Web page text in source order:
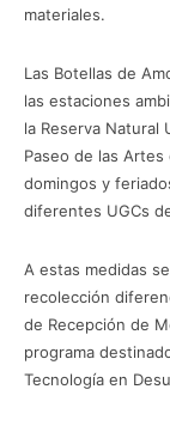
materiales.
Las Botellas de
las estaciones
la Reserva Natural
Paseo de las Artes
domingos y
diferentes UGCs
A estas medidas
recolección
de Recepción de
programa
Tecnología en